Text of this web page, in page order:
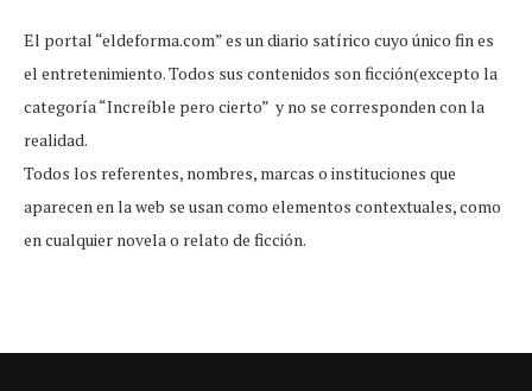
El portal “eldeforma.com” es un diario satírico cuyo único fin es
el entretenimiento. Todos sus contenidos son ficción(excepto la
categoría “Increíble pero cierto” y no se corresponden con la
realidad.
Todos los referentes, nombres, marcas o instituciones que
aparecen en la web se usan como elementos contextuales, como
en cualquier novela o relato de ficción.